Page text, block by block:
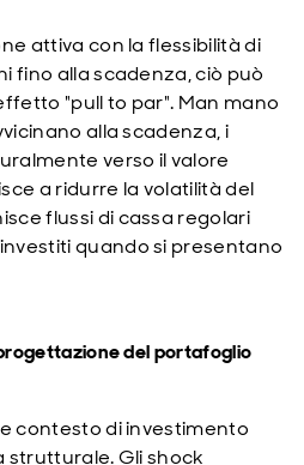
attiva con la flessibilità di
fino alla scadenza, ciò può
"pull to par". Man mano
alla scadenza, i
verso il valore
a ridurre la volatilità del
flussi di cassa regolari
quando si presentano
del portafoglio
contesto di investimento
strutturale. Gli shock